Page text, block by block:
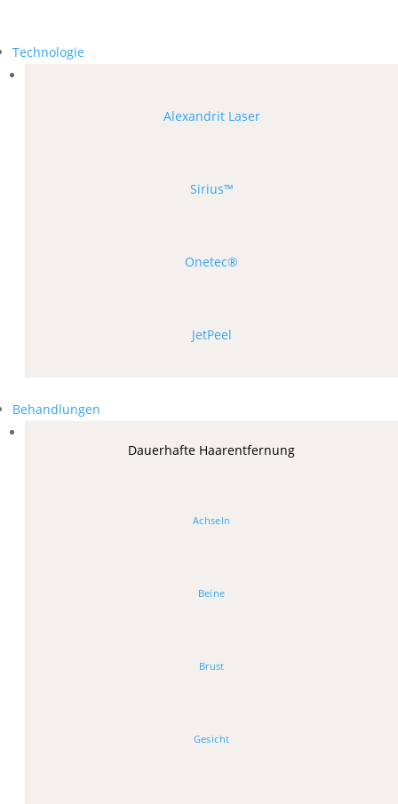
Technologie
Alexandrit Laser
Sirius™
Onetec®
JetPeel
Behandlungen
Dauerhafte Haarentfernung
Achseln
Beine
Brust
Gesicht